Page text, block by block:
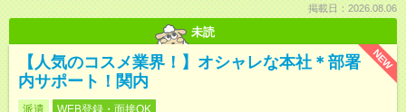
掲載日：2026.08.06
未読
NEW
【人気のコスメ業界！】オシャレな本社＊部署
内サポート！関内
派遣 WEB登録・面接OK